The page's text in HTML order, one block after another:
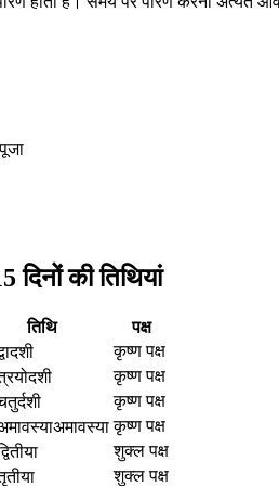
की तिथियां
तिथि
पक्ष
कृष्ण पक्ष
कृष्ण पक्ष
कृष्ण पक्ष
अमावस्या कृष्ण पक्ष
शुक्ल पक्ष
शुक्ल पक्ष